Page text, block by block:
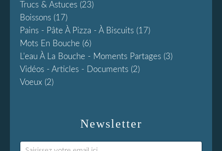
Newsletter
Trucs & Astuces (23)
Boissons (17)
Pains - Pâte À Pizza - À Biscuits (17)
Mots En Bouche (6)
L'eau À La Bouche - Moments Partages (3)
Vidéos - Articles - Documents (2)
Voeux (2)